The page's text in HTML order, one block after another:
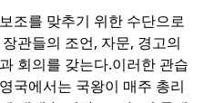
조를 맞추기 위한 수단으로
관들의 조언, 자문, 경고의
회의를 갖는다.이러한 관습
영국에서는 국왕이 매주 총리